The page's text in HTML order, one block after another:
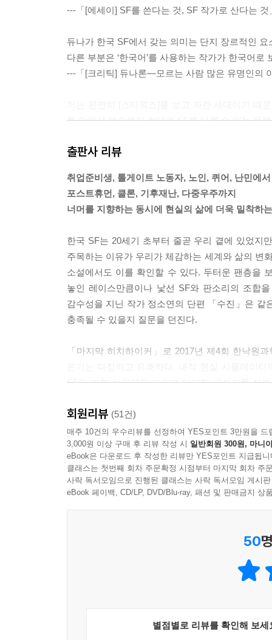
---「[에세이] SF를 쓴다는 것, SF 작가로 산다는 것
듀나가 한국 SF에서 갖는 의미는 단지 장르적인
다른 부분은 ‘한국어’를 사용하는 작가가 한국어
---「[크리틱] 듀나론―모르는 사람 많은 유명인의
틀 안에서 앤솔로지 형태로 SF를 다룰 수 있는 플
---「[인터뷰] 두려움을 즐기는 연출가, 민규동」중
SF에서는 해당 작품의 장르를 SF로 만들어 주는
면 그 글은 SF를 흉내만 낸 다른 무엇일 겁니다.
---「[인터뷰] 김창규의 우주」중에서
순정만화는 SF를 통해 차별받는 이들의 이야기
SF가 낯설었던 1980~1990년대에 이미 한국계
---「[칼럼] 한국 SF의 또 하나의 줄기, 순정만화」
실제 인텔에서 미래학자로 일하고 있는 브라이언
과 함께 SF를 사용한다. 그는 이러한 작업을 미래
---「[칼럼] SF와 여성의 몸, 모호함을 선명하게 그려 내다
출판사 리뷰
취업준비생, 톨게이트 노동자, 노인, 퀴어, 난민에서
포스트휴먼, 클론, 기후재난, 다중우주까지
너머를 지향하는 동시에 현실의 삶에 더욱 밀착하
한국 SF는 20세기 초부터 줄곧 우리 곁에 있었지
주목하는 이유가 우리가 체감하는 세계와 삶의 변
소설에서도 이를 확인할 수 있다. 두터운 팬층을
놓인 레이스만큼이나 낯선 SF와 판소리의 조합
감수성을 지닌 작가 정소연의 단편 「수진」은
충족될 수 있을지 질문을 던진다.
「마지막 히치하이커」로 2017년 제4회 한낙원
SF와 과학 논픽션을 오가며 다양한 글쓰기를 선
웃다가도 뒷맛이 개운치 않다.
시네마틱 드라마 ‘SF 8’ [간호중]의 원작 「TRS
미래를 그린다. 고온 경보가 공습 경보처럼 울리
있을까. 『우주아이돌 배달작전』과 『우주아이
간의 우주전쟁, 사이보그 행성과 유기체 행성,
회원리뷰 (51건)
매주 10건의 우수리뷰를 선정하여 YES포인트 3만원을 드
3,000원 이상 구매 후 리뷰 작성 시 일반회원 300원, 마니
eBook은 다운로드 후 작성한 리뷰만 YES포인트 지급됩니
클래스는 첫번째 회차 주문확정 시점부터 마지막 회차 주
사락 독서모임으로 진행된 클래스는 사락 독서모임 게시
eBook 페이백, CD/LP, DVD/Blu-ray, 패션 및 판매금지 상
50
별점별로 리뷰를 확인해 보세